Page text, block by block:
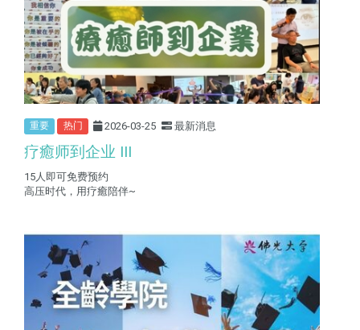
重要 热门 2026-03-25 最新消息
疗癒师到企业 III
15人即可免费预约
高压时代，用疗癒陪伴~